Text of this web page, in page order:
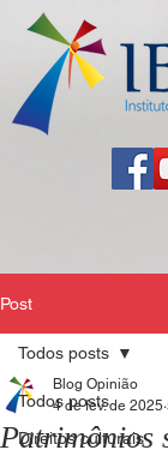
Post
Todos posts
Direitos culturais
Todos posts
Patrimônios
Blog Opinião
4 de fev. de 2025